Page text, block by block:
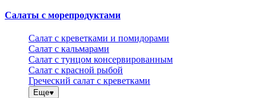
Салаты с морепродуктами
Салат с креветками и помидорами
Салат с кальмарами
Салат с тунцом консервированным
Салат с красной рыбой
Греческий салат с креветками
Еще